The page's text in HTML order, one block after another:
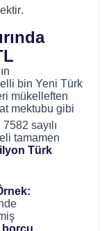
.
bin Yeni Türk
mükelleften
mektubu gibi
7582 sayılı
tamamen
Türk
borcu